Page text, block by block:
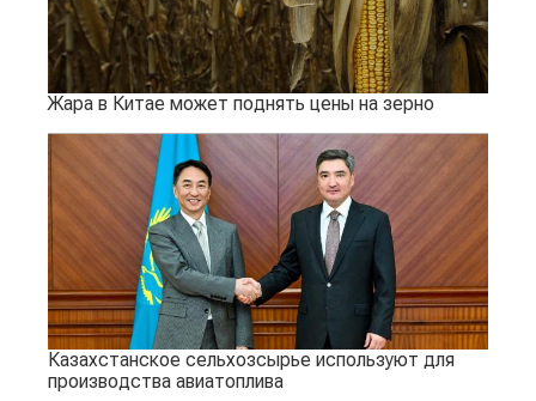
Жара в Китае может поднять цены на зерно
Казахстанское сельхозсырье используют для
производства авиатоплива